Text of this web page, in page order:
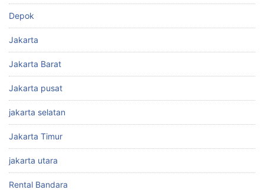
Depok
Jakarta
Jakarta Barat
Jakarta pusat
jakarta selatan
Jakarta Timur
jakarta utara
Rental Bandara